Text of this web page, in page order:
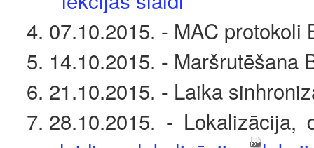
07.10.2015. - MAC
14.10.2015. - Maršrutēšana
21.10.2015. - Laika
28.10.2015. -